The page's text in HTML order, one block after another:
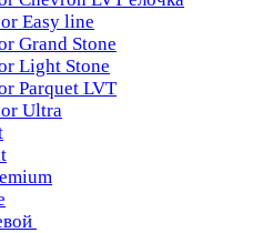
Easy line
Grand Stone
Light Stone
Parquet LVT
Ultra